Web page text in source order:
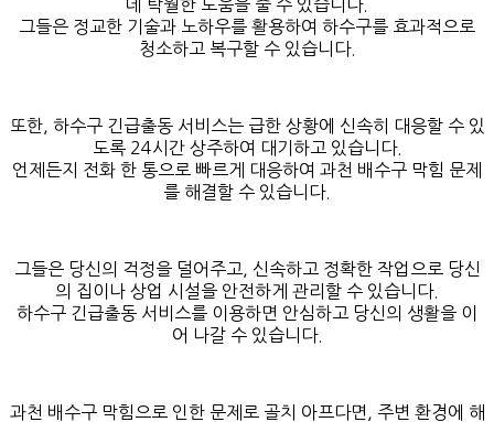
데 탁월한 도움을 줄 수 있습니다.
그들은 정교한 기술과 노하우를 활용하여 하수구를 효과적으로
청소하고 복구할 수 있습니다.
또한, 하수구 긴급출동 서비스는 급한 상황에 신속히 대응할 수 있
도록 24시간 상주하여 대기하고 있습니다.
언제든지 전화 한 통으로 빠르게 대응하여 과천 배수구 막힘 문제
를 해결할 수 있습니다.
그들은 당신의 걱정을 덜어주고, 신속하고 정확한 작업으로 당신
의 집이나 상업 시설을 안전하게 관리할 수 있습니다.
하수구 긴급출동 서비스를 이용하면 안심하고 당신의 생활을 이
어 나갈 수 있습니다.
과천 배수구 막힘으로 인한 문제로 골치 아프다면, 주변 환경에 해